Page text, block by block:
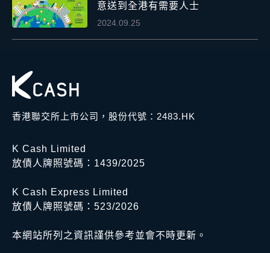
意送到全港有需要人士
2024.09.25
香港聯交所上市公司，股份代號：2483.HK
K Cash Limited
放債人牌照號碼：1439/2025
K Cash Express Limited
放債人牌照號碼：523/2026
本網站所列之資訊謹供參考並會不時更新。